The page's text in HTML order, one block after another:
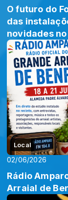
O futuro do
das
novidades
Local
02/06/2026
Rádio
Arraial de